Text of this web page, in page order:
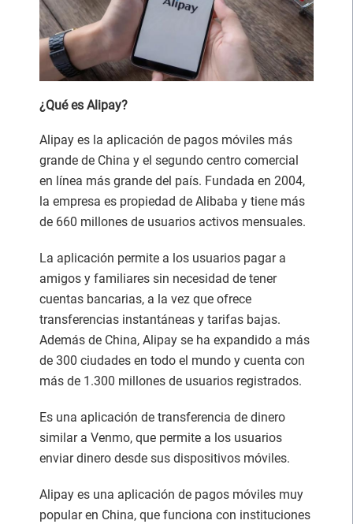
¿Qué es Alipay?
Alipay es la aplicación de pagos móviles más
grande de China y el segundo centro comercial
en línea más grande del país. Fundada en 2004,
la empresa es propiedad de Alibaba y tiene más
de 660 millones de usuarios activos mensuales.
La aplicación permite a los usuarios pagar a
amigos y familiares sin necesidad de tener
cuentas bancarias, a la vez que ofrece
transferencias instantáneas y tarifas bajas.
Además de China, Alipay se ha expandido a más
de 300 ciudades en todo el mundo y cuenta con
más de 1.300 millones de usuarios registrados.
Es una aplicación de transferencia de dinero
similar a Venmo, que permite a los usuarios
enviar dinero desde sus dispositivos móviles.
Alipay es una aplicación de pagos móviles muy
popular en China, que funciona con instituciones